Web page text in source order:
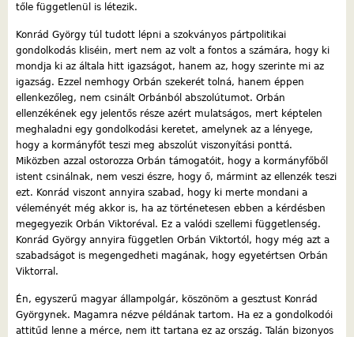
tőle függetlenül is létezik.
Konrád György túl tudott lépni a szokványos pártpolitikai
gondolkodás kliséin, mert nem az volt a fontos a számára, hogy ki
mondja ki az általa hitt igazságot, hanem az, hogy szerinte mi az
igazság. Ezzel nemhogy Orbán szekerét tolná, hanem éppen
ellenkezőleg, nem csinált Orbánból abszolútumot. Orbán
ellenzékének egy jelentős része azért mulatságos, mert képtelen
meghaladni egy gondolkodási keretet, amelynek az a lényege,
hogy a kormányfőt teszi meg abszolút viszonyítási ponttá.
Miközben azzal ostorozza Orbán támogatóit, hogy a kormányfőből
istent csinálnak, nem veszi észre, hogy ő, mármint az ellenzék teszi
ezt. Konrád viszont annyira szabad, hogy ki merte mondani a
véleményét még akkor is, ha az történetesen ebben a kérdésben
megegyezik Orbán Viktoréval. Ez a valódi szellemi függetlenség.
Konrád György annyira független Orbán Viktortól, hogy még azt a
szabadságot is megengedheti magának, hogy egyetértsen Orbán
Viktorral.
Én, egyszerű magyar állampolgár, köszönöm a gesztust Konrád
Györgynek. Magamra nézve példának tartom. Ha ez a gondolkodói
attitűd lenne a mérce, nem itt tartana ez az ország. Talán bizonyos